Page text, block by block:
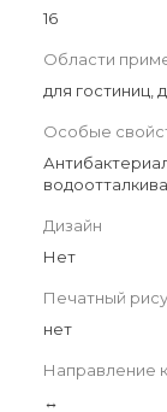
16
Области
для гостиниц,
Особые
Дизайн
Нет
Печатный
нет
Направление
↔